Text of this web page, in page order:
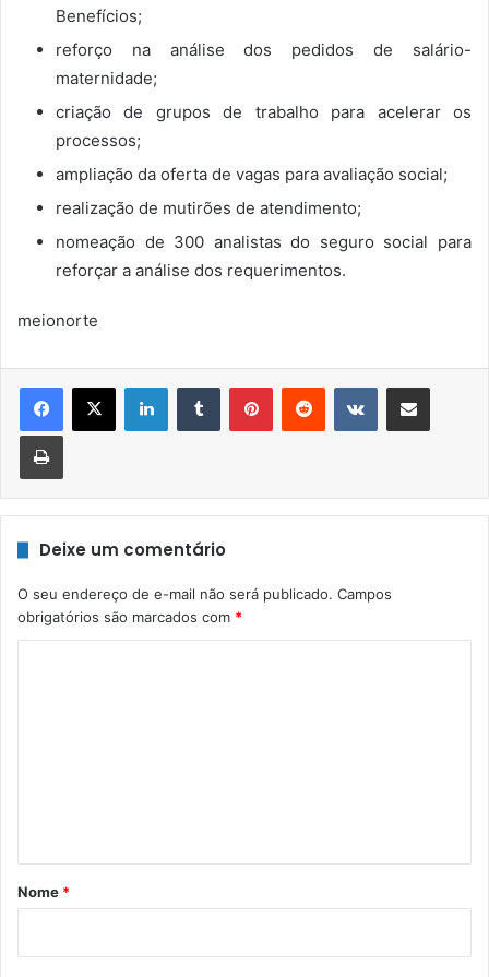
Benefícios;
reforço na análise dos pedidos de salário-
maternidade;
criação de grupos de trabalho para acelerar os
processos;
ampliação da oferta de vagas para avaliação social;
realização de mutirões de atendimento;
nomeação de 300 analistas do seguro social para
reforçar a análise dos requerimentos.
meionorte
LinkedinTumblr PinterestReddit VK Compartilhar via e-mail
Imprimir
Deixe um comentário
O seu endereço de e-mail não será publicado. Campos
obrigatórios são marcados com *
rNome *